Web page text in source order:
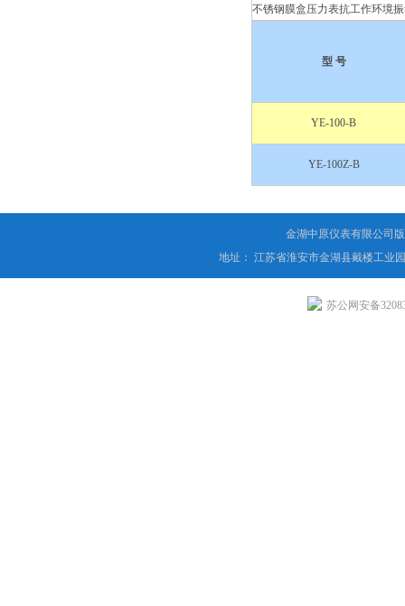
不锈钢膜盒压力表抗工作环境
型 号
YE-100-B
YE-100Z-B
金湖中原仪表有限公司
地址： 江苏省淮安市金湖县戴楼工业
苏公网安备